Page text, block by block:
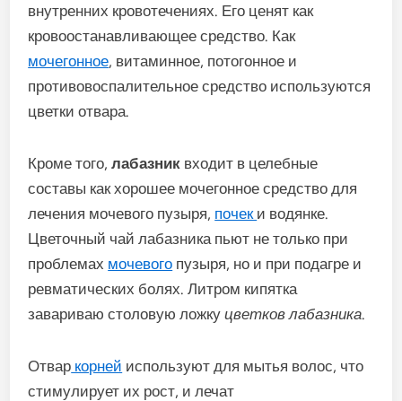
внутренних кровотечениях. Его ценят как
кровоостанавливающее средство. Как
мочегонное, витаминное, потогонное и
противовоспалительное средство используются
цветки отвара.
Кроме того,лабазник входит в целебные
составы как хорошее мочегонное средство для
лечения мочевого пузыря, почек и водянке.
Цветочный чай лабазника пьют не только при
проблемах мочевого пузыря, но и при подагре и
ревматических болях. Литром кипятка
завариваю столовую ложкуцветков лабазника.
Отвар корней используют для мытья волос, что
стимулирует их рост, и лечат